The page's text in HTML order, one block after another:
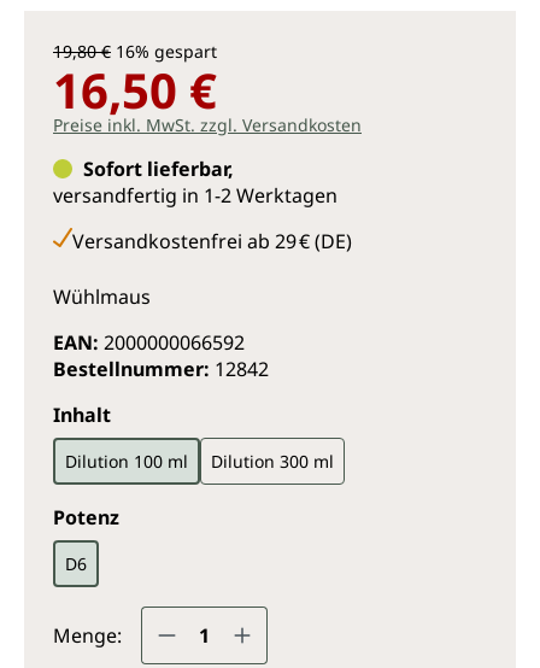
19,80 € 16% gespart
16,50 €
Preise inkl. MwSt. zzgl. Versandkosten
Sofort lieferbar,
versandfertig in 1-2 Werktagen
Versandkostenfrei ab 29 € (DE)
Wühlmaus
EAN: 2000000066592
Bestellnummer: 12842
Inhaltauswählen
Dilution 100 ml Dilution 300 ml
Potenzauswählen
D6
Menge: Produkt Anzahl: Gib den